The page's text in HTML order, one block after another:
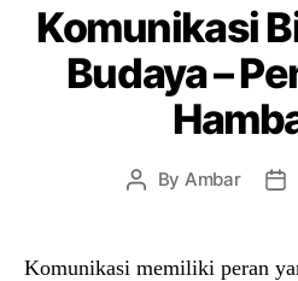
Komunikasi
Budaya –
Post
By Ambar
Komunikasi memiliki peran